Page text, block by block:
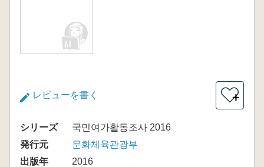
レビューを書く ＋
シリーズ
국민여가활동조사 2016
発行元
문화체육관광부
出版年
2016